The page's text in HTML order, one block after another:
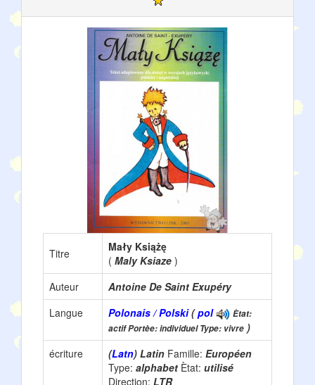
Titre
Mały Książę
( Maly Ksiaze )
Auteur
Antoine De Saint Exupéry
Langue
Polonais / Polski(pol
Ètat:
actif Portèe: individuel Type: vivre )
écriture
(Latn) Latin Famille: Européen
Type: alphabet Ètat: utilisé
Direction: LTR